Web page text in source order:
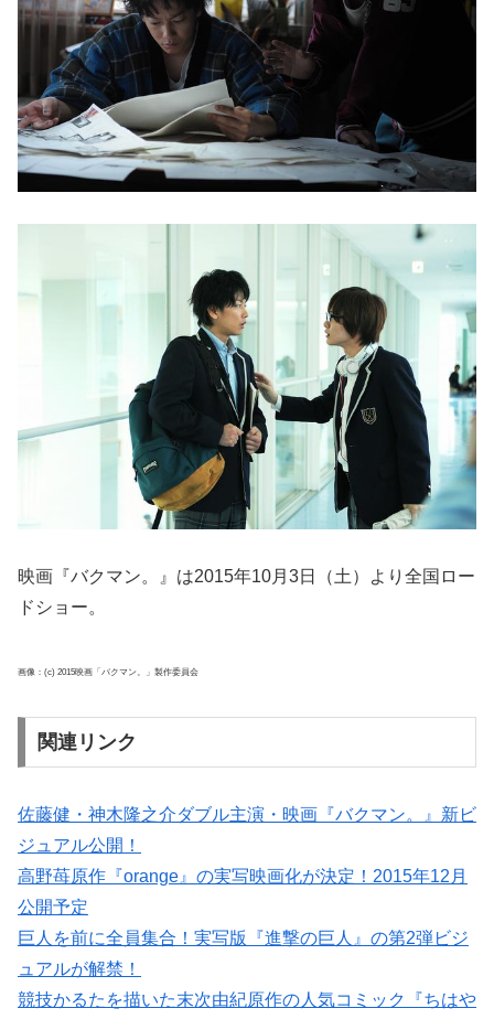
映画『バクマン。』は2015年10月3日（土）より全国ロー
ドショー。
画像：(c) 2015映画「バクマン。」製作委員会
関連リンク
佐藤健・神木隆之介ダブル主演・映画『バクマン。』新ビ
ジュアル公開！
高野苺原作『orange』の実写映画化が決定！2015年12月
公開予定
巨人を前に全員集合！実写版『進撃の巨人』の第2弾ビジ
ュアルが解禁！
競技かるたを描いた末次由紀原作の人気コミック『ちはや